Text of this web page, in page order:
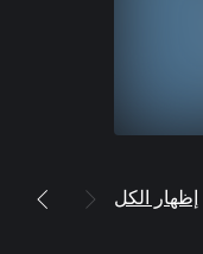
إظهار الكل